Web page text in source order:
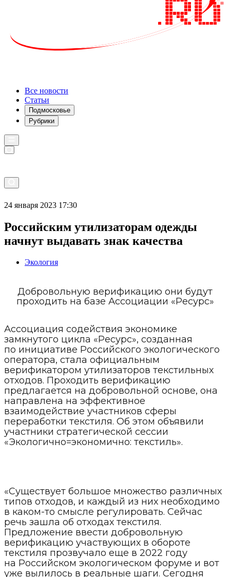
Все новости
Статьи
Подмосковье
Рубрики
24 января 2023 17:30
Российским утилизаторам одежды
начнут выдавать знак качества
Экология
Добровольную верификацию они будут
проходить на базе Ассоциации «Ресурс»
Ассоциация содействия экономике
замкнутого цикла «Ресурс», созданная
по инициативе Российского экологического
оператора, стала официальным
верификатором утилизаторов текстильных
отходов. Проходить верификацию
предлагается на добровольной основе, она
направлена на эффективное
взаимодействие участников сферы
переработки текстиля. Об этом объявили
участники стратегической сессии
«Экологично=экономично: текстиль».
«Существует большое множество различных
типов отходов, и каждый из них необходимо
в каком-то смысле регулировать. Сейчас
речь зашла об отходах текстиля.
Предложение ввести добровольную
верификацию участвующих в обороте
текстиля прозвучало еще в 2022 году
на Российском экологическом форуме и вот
уже вылилось в реальные шаги. Сегодня